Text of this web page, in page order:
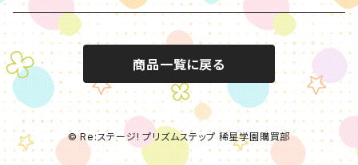
商品一覧に戻る
© Re:ステージ! プリズムステップ 稀星学園購買部